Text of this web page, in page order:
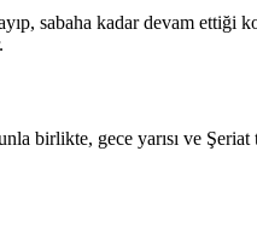
sabaha kadar devam ettiği
birlikte, gece yarısı ve